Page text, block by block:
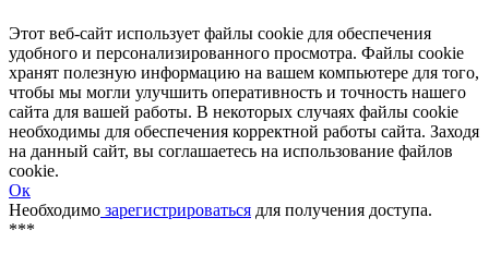
Этот веб-сайт использует файлы cookie для обеспечения
удобного и персонализированного просмотра. Файлы cookie
хранят полезную информацию на вашем компьютере для того,
чтобы мы могли улучшить оперативность и точность нашего
сайта для вашей работы. В некоторых случаях файлы cookie
необходимы для обеспечения корректной работы сайта. Заходя
на данный сайт, вы соглашаетесь на использование файлов